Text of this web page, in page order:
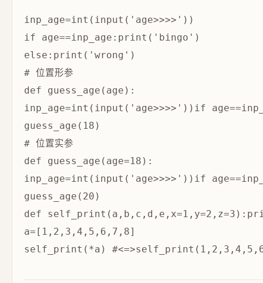
inp_age=int(input('age>>>>'))
if age==inp_age:print('bingo')
# 位置形参
def guess_age(age):
inp_age=int(input('age>>>>'))if
# 位置实参
def guess_age(age=18):
inp_age=int(input('age>>>>'))if
def
a=[1,2,3,4,5,6,7,8]